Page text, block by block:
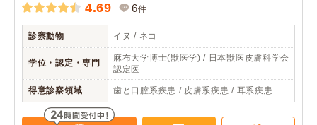
4.69 6件
診察動物 イヌ / ネコ
学位・認定・専門
麻布大学博士(獣医学) / 日本獣医皮膚科学会
認定医
得意診察領域 歯と口腔系疾患 / 皮膚系疾患 / 耳系疾患